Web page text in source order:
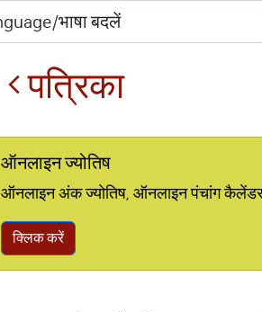
पत्रिका
ऑनलाइन ज्योतिष
ऑनलाइन अंक ज्योतिष, ऑनलाइन पंचांग
क्लिक करें